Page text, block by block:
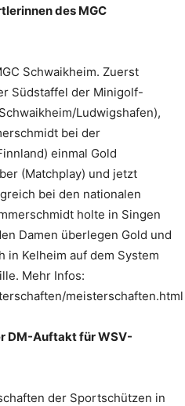
des MGC
Schwaikheim. Zuerst
Südstaffel der Minigolf-
Ludwigshafen),
bei der
einmal Gold
(Matchplay) und jetzt
bei den nationalen
holte in Singen
Damen überlegen Gold und
in Kelheim auf dem System
Mehr Infos:
meisterschaften.html
DM-Auftakt für WSV-
der Sportschützen in